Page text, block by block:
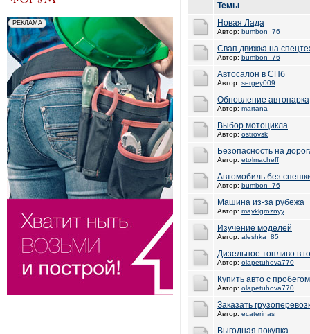
Темы
Новая Лада
Автор: bumbon_76
Свап движка на
Автор: bumbon_76
Автосалон в СПб
Автор: sergey009
Обновление автопарка
Автор: martana
Выбор мотоцикла
Автор: ostrovsk
Безопасность на
Автор: etolmacheff
Автомобиль без
Автор: bumbon_76
Машина из-за рубежа
Автор: mayklgroznyy
Изучение моделей
Автор: aleshka_85
Дизельное топливо в
Автор: olapetuhova770
Купить авто с пробегом
Автор: olapetuhova770
Заказать
Автор: ecaterinas
Выгодная покупка